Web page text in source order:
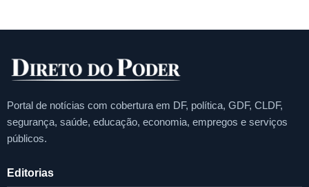
Portal de notícias com cobertura em DF, política, GDF, CLDF,
segurança, saúde, educação, economia, empregos e serviços
públicos.
Editorias